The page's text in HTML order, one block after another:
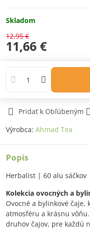
Skladom
12,95 €
11,66 €
Pridať k Obľúbeným
Výrobca: Ahmad Tea
Popis
Herbalist | 60 alu sáčkov
Kolekcia ovocných a
Ovocné a bylinkové
atmosféru a krásnu
druhov čajov, pre každú